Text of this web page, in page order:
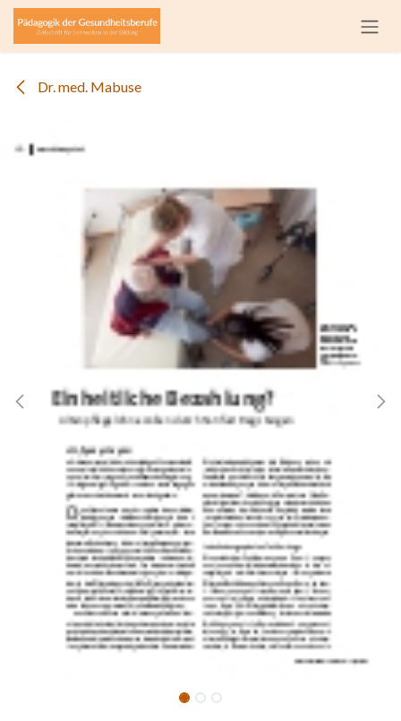
Zum Inhalt springen
Dr. med. Mabuse